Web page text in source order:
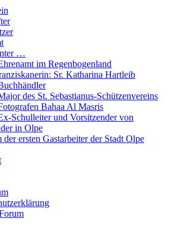
…
im Regenbogenland
Sr. Katharina Hartleib
des St. Sebastianus-Schützenvereins
Bahaa Al Masris
Schulleiter und Vorsitzender von
in Olpe
ersten Gastarbeiter der Stadt Olpe